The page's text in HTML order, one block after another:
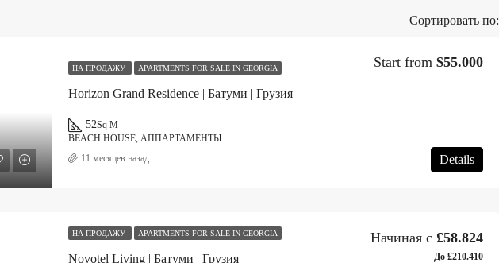
Сортировать по:
НА ПРОДАЖУ APARTMENTS FOR SALE IN GEORGIA
Horizon Grand Residence | Батуми | Грузия
Start from $55.000
52Sq M
BEACH HOUSE, АППАРТАМЕНТЫ
Details
11 месяцев назад
НА ПРОДАЖУ APARTMENTS FOR SALE IN GEORGIA
Novotel Living | Батуми | Грузия
Начиная с £58.824
До £210.410